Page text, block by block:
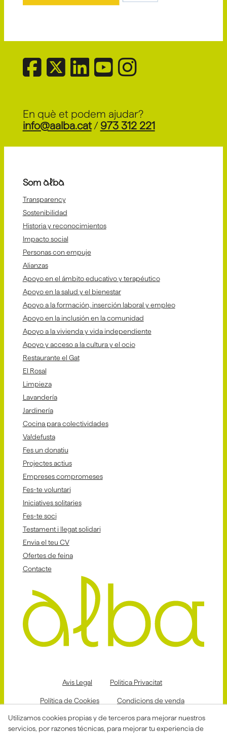
En què et podem ajudar?
info@aalba.cat/ 973 312 221
Som alba
Transparency
Sostenibilidad
Historia y reconocimientos
Impacto social
Personas con empuje
Alianzas
Apoyo en el ámbito educativo y terapéutico
Apoyo en la salud y el bienestar
Apoyo a la formación, inserción laboral y empleo
Apoyo en la inclusión en la comunidad
Apoyo a la vivienda y vida independiente
Apoyo y acceso a la cultura y el ocio
Restaurante el Gat
El Rosal
Limpieza
Lavandería
Jardinería
Cocina para colectividades
Va!defusta
Fes un donatiu
Projectes actius
Empreses compromeses
Fes-te voluntari
Iniciatives solitaries
Fes-te soci
Testament i llegat solidari
Envia el teu CV
Ofertes de feina
Contacte
Avis Legal Politica Privacitat
Política de Cookies Condicions de venda
Declaració d'accessibilitat
Utilizamos cookies propias y de terceros para mejorar nuestros
servicios, por razones técnicas, para mejorar tu experiencia de